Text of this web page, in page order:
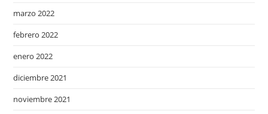
marzo 2022
febrero 2022
enero 2022
diciembre 2021
noviembre 2021